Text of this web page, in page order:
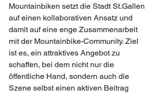
Mountainbiken setzt die Stadt St.Gallen
auf einen kollaborativen Ansatz und
damit auf eine enge Zusammenarbeit
mit der Mountainbike-Community. Ziel
ist es, ein attraktives Angebot zu
schaffen, bei dem nicht nur die
öffentliche Hand, sondern auch die
Szene selbst einen aktiven Beitrag